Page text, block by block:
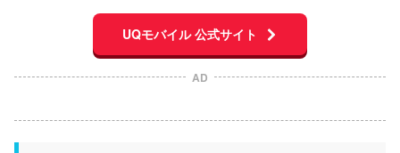
UQモバイル 公式サイト
AD